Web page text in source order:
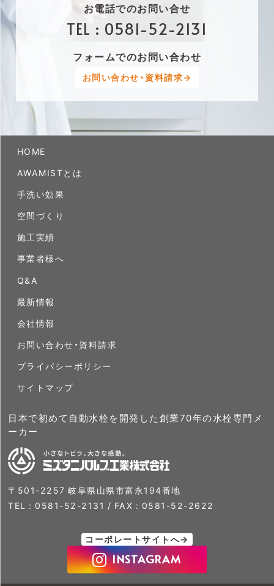
お電話でのお問い合せ
TEL : 0581-52-2131
フォームでのお問い合わせ
お問い合わせ・資料請求→
HOME
AWAMISTとは
手洗い効果
空間づくり
施工実績
事業者様へ
Q&A
最新情報
会社情報
お問い合わせ・資料請求
プライバシーポリシー
サイトマップ
日本で初めて自動水栓を開発した創業70年の水栓専門メ
ーカー
〒501-2257 岐阜県山県市富永194番地
TEL : 0581-52-2131 / FAX : 0581-52-2622
コーポレートサイトへ→
INSTAGRAM